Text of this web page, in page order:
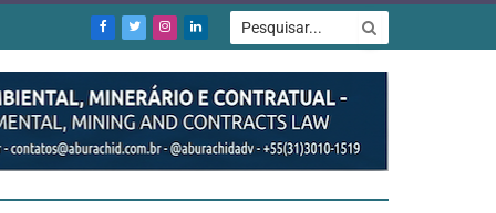
Facebook
TwitterInstagram
LinkedIn